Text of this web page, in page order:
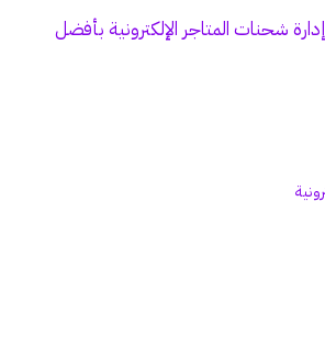
شحنات المتاجر الإلكترونية بأفضل